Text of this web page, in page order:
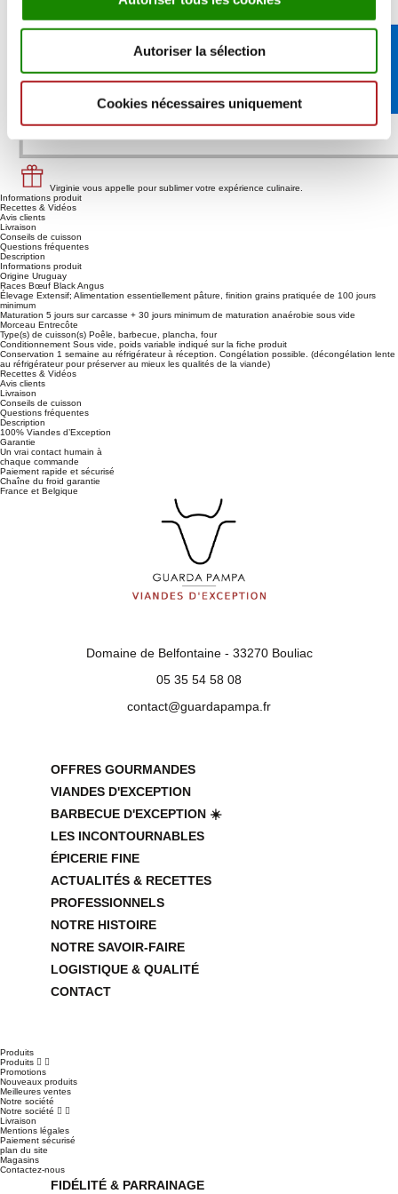
Autoriser la sélection
Cookies nécessaires uniquement
Virginie vous appelle pour sublimer votre expérience culinaire.
Informations produit
Recettes & Vidéos
Avis clients
Livraison
Conseils de cuisson
Questions fréquentes
Description
Informations produit
Origine Uruguay
Races Bœuf Black Angus
Élevage Extensif; Alimentation essentiellement pâture, finition grains pratiquée de 100 jours
minimum
Maturation 5 jours sur carcasse + 30 jours minimum de maturation anaérobie sous vide
Morceau Entrecôte
Type(s) de cuisson(s) Poêle, barbecue, plancha, four
Conditionnement Sous vide, poids variable indiqué sur la fiche produit
Conservation 1 semaine au réfrigérateur à réception. Congélation possible. (décongélation lente
au réfrigérateur pour préserver au mieux les qualités de la viande)
Recettes & Vidéos
Avis clients
Livraison
Conseils de cuisson
Questions fréquentes
Description
100% Viandes d’Exception
Garantie
Un vrai contact humain à
chaque commande
Paiement rapide et sécurisé
Chaîne du froid garantie
France et Belgique
Domaine de Belfontaine - 33270 Bouliac
05 35 54 58 08
contact@guardapampa.fr
OFFRES GOURMANDES
VIANDES D'EXCEPTION
BARBECUE D'EXCEPTION ☀️
LES INCONTOURNABLES
ÉPICERIE FINE
ACTUALITÉS & RECETTES
PROFESSIONNELS
NOTRE HISTOIRE
NOTRE SAVOIR-FAIRE
LOGISTIQUE & QUALITÉ
CONTACT
Produits
Produits  
Promotions
Nouveaux produits
Meilleures ventes
Notre société
Notre société  
Livraison
Mentions légales
Paiement sécurisé
plan du site
Magasins
Contactez-nous
FIDÉLITÉ & PARRAINAGE